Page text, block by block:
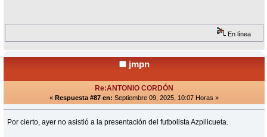
En línea
jmpn
Re:ANTONIO CORDÓN
« Respuesta #87 en: Septiembre 09, 2025, 10:07 Horas »
Por cierto, ayer no asistió a la presentación del futbolista Azpilicueta.